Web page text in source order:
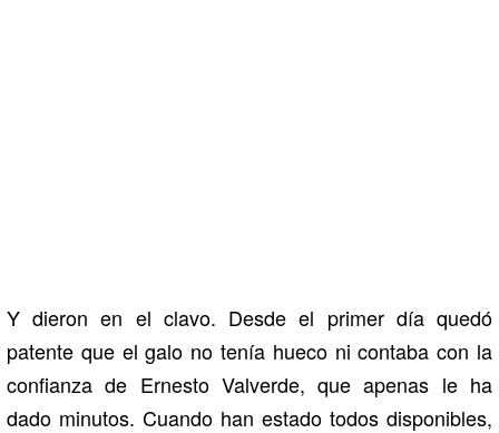
Y dieron en el clavo. Desde el primer día quedó
patente que el galo no tenía hueco ni contaba con la
confianza de Ernesto Valverde, que apenas le ha
dado minutos. Cuando han estado todos disponibles,